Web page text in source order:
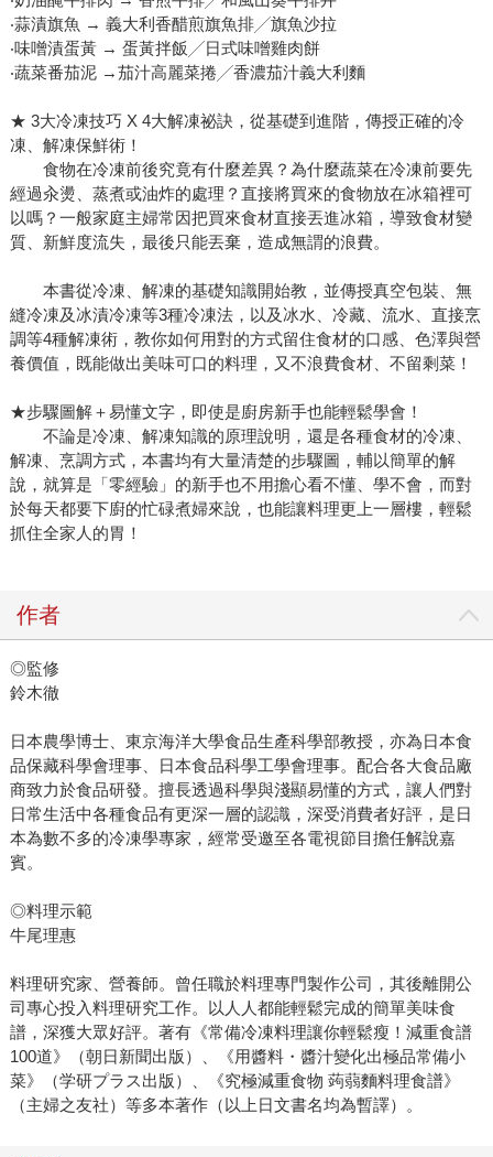
‧蒜漬旗魚 → 義大利香醋煎旗魚排╱旗魚沙拉
‧味噌漬蛋黃 → 蛋黃拌飯╱日式味噌雞肉餅
‧蔬菜番茄泥 →茄汁高麗菜捲╱香濃茄汁義大利麵
★ 3大冷凍技巧 X 4大解凍祕訣，從基礎到進階，傳授正確的冷
凍、解凍保鮮術！
食物在冷凍前後究竟有什麼差異？為什麼蔬菜在冷凍前要先
經過汆燙、蒸煮或油炸的處理？直接將買來的食物放在冰箱裡可
以嗎？一般家庭主婦常因把買來食材直接丟進冰箱，導致食材變
質、新鮮度流失，最後只能丟棄，造成無謂的浪費。
本書從冷凍、解凍的基礎知識開始教，並傳授真空包裝、無
縫冷凍及冰漬冷凍等3種冷凍法，以及冰水、冷藏、流水、直接烹
調等4種解凍術，教你如何用對的方式留住食材的口感、色澤與營
養價值，既能做出美味可口的料理，又不浪費食材、不留剩菜！
★步驟圖解＋易懂文字，即使是廚房新手也能輕鬆學會！
不論是冷凍、解凍知識的原理說明，還是各種食材的冷凍、
解凍、烹調方式，本書均有大量清楚的步驟圖，輔以簡單的解
說，就算是「零經驗」的新手也不用擔心看不懂、學不會，而對
於每天都要下廚的忙碌煮婦來說，也能讓料理更上一層樓，輕鬆
抓住全家人的胃！
作者
◎監修
鈴木徹
日本農學博士、東京海洋大學食品生產科學部教授，亦為日本食
品保藏科學會理事、日本食品科學工學會理事。配合各大食品廠
商致力於食品研發。擅長透過科學與淺顯易懂的方式，讓人們對
日常生活中各種食品有更深一層的認識，深受消費者好評，是日
本為數不多的冷凍學專家，經常受邀至各電視節目擔任解說嘉
賓。
◎料理示範
牛尾理惠
料理研究家、營養師。曾任職於料理專門製作公司，其後離開公
司專心投入料理研究工作。以人人都能輕鬆完成的簡單美味食
譜，深獲大眾好評。著有《常備冷凍料理讓你輕鬆瘦！減重食譜
100道》（朝日新聞出版）、《用醬料・醬汁變化出極品常備小
菜》（学研プラス出版）、《究極減重食物 蒟蒻麵料理食譜》
（主婦之友社）等多本著作（以上日文書名均為暫譯）。